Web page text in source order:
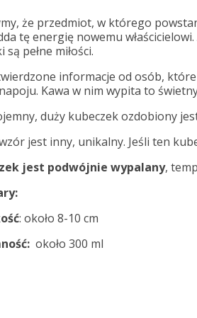
że przedmiot, w którego
tę energię nowemu
są pełne miłości.
informacje od osób,
Kawa w nim wypita to
duży kubeczek ozdobiony
jest inny, unikalny. Jeśli ten
jest podwójnie wypalany,
: około 8-10 cm
około 300 ml